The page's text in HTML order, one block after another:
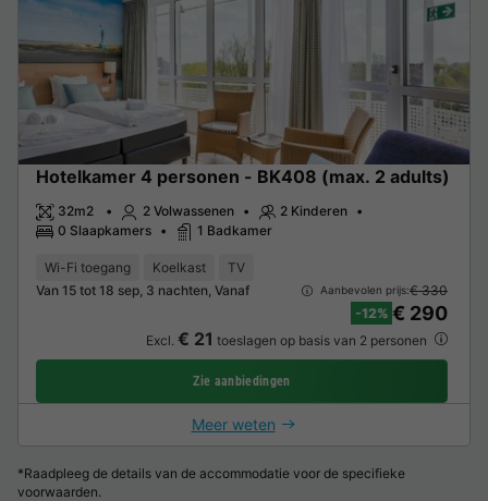
Hotelkamer 4 personen - BK408 (max. 2 adults)
32m2 2 Volwassenen
2 Kinderen
0 Slaapkamers
1 Badkamer
Wi-Fi toegang Koelkast
TV
Van 15 tot 18 sep, 3 nachten, Vanaf
Aanbevolen prijs:€ 330
-12% € 290
Excl. € 21 toeslagen op basis van 2 personen
Zie aanbiedingen
Meer weten
*Raadpleeg de details van de accommodatie voor de specifieke
voorwaarden.